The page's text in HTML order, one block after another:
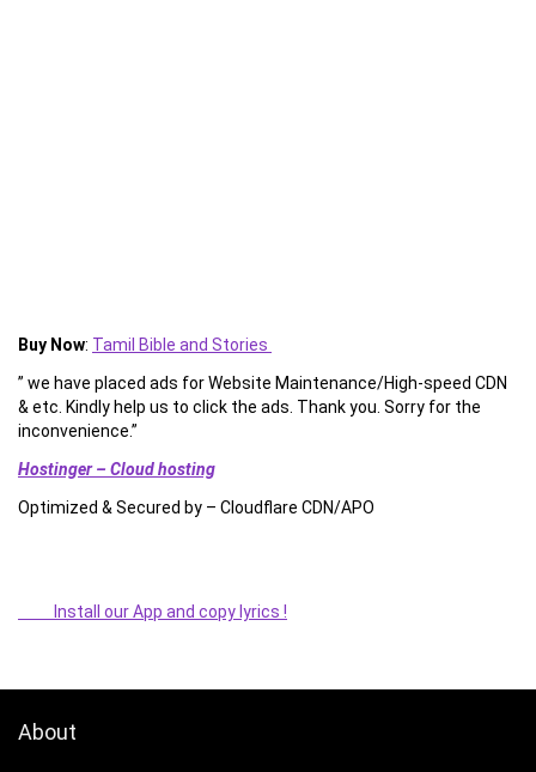
Buy Now: Tamil Bible and Stories
” we have placed ads for Website Maintenance/High-speed CDN
& etc. Kindly help us to click the ads. Thank you. Sorry for the
inconvenience.”
Hostinger – Cloud hosting
Optimized & Secured by – Cloudflare CDN/APO
Install our App and copy lyrics !
About